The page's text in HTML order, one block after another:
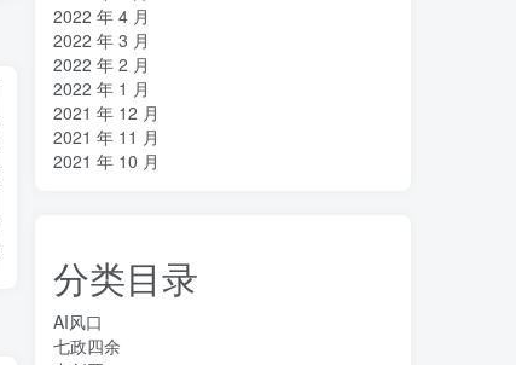
2022 年 4 月
2022 年 3 月
2022 年 2 月
2022 年 1 月
2021 年 12 月
2021 年 11 月
2021 年 10 月
分类目录
AI风口
七政四余